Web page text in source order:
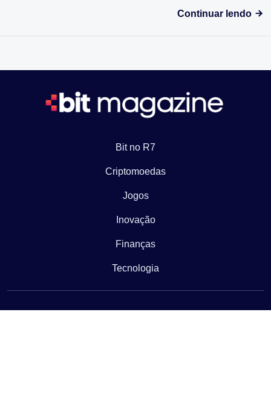
Continuar lendo
Bit no R7
Criptomoedas
Jogos
Inovação
Finanças
Tecnologia